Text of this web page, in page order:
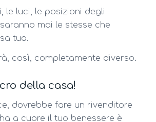
le luci, le posizioni degli
mai le stesse che
tua.
così, completamente diverso.
della casa!
dovrebbe fare un rivenditore
a cuore il tuo benessere è